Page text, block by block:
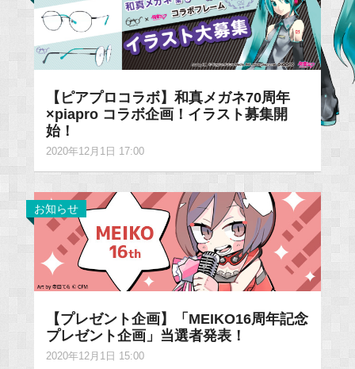
【ピアプロコラボ】和真メガネ70周年
×piapro コラボ企画！イラスト募集開
始！
2020年12月1日 17:00
お知らせ
【プレゼント企画】「MEIKO16周年記念
プレゼント企画」当選者発表！
2020年12月1日 15:00